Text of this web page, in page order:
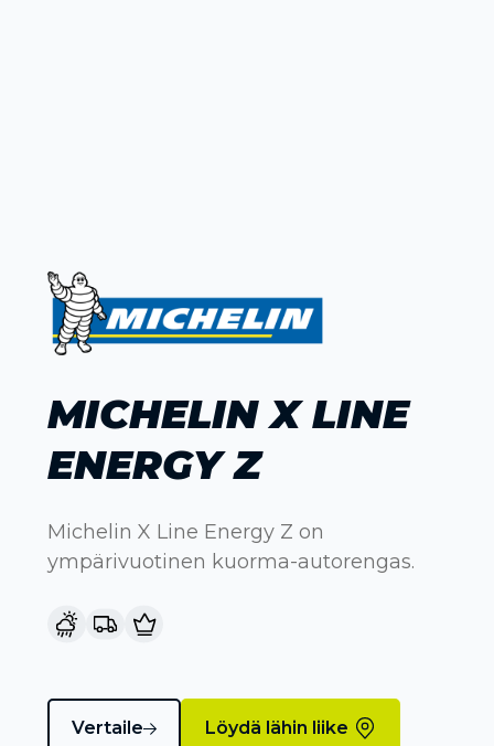
MICHELIN X LINE
ENERGY Z
Michelin X Line Energy Z on
ympärivuotinen kuorma-autorengas.
Vertaile Löydä lähin liike